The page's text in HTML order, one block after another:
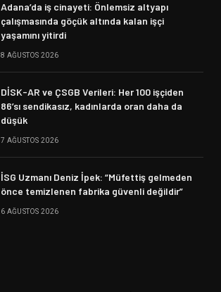
Adana’da iş cinayeti: Önlemsiz altyapı
çalışmasında göçük altında kalan işçi
yaşamını yitirdi
8 AĞUSTOS 2026
DİSK-AR ve ÇSGB Verileri: Her 100 işçiden
86’sı sendikasız, kadınlarda oran daha da
düşük
7 AĞUSTOS 2026
İSG Uzmanı Deniz İpek: “Müfettiş gelmeden
önce temizlenen fabrika güvenli değildir”
6 AĞUSTOS 2026